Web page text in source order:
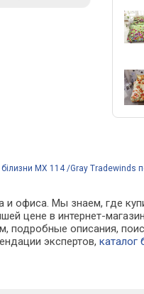
МХ 114 /Gray Tradewinds
офиса. Мы знаем, где
цене в интернет-
подробные описания,
экспертов,каталог